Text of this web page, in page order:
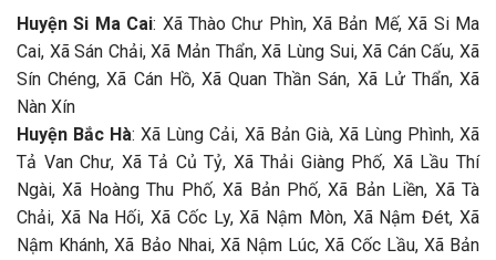
Huyện Si Ma Cai: Xã Thào Chư Phìn, Xã Bản Mế, Xã Si Ma
Cai, Xã Sán Chải, Xã Mản Thẩn, Xã Lùng Sui, Xã Cán Cấu, Xã
Sín Chéng, Xã Cán Hồ, Xã Quan Thần Sán, Xã Lử Thẩn, Xã
Nàn Xín
Huyện Bắc Hà: Xã Lùng Cải, Xã Bản Già, Xã Lùng Phình, Xã
Tả Van Chư, Xã Tả Củ Tỷ, Xã Thải Giàng Phố, Xã Lầu Thí
Ngài, Xã Hoàng Thu Phố, Xã Bản Phố, Xã Bản Liền, Xã Tà
Chải, Xã Na Hối, Xã Cốc Ly, Xã Nậm Mòn, Xã Nậm Đét, Xã
Nậm Khánh, Xã Bảo Nhai, Xã Nậm Lúc, Xã Cốc Lầu, Xã Bản